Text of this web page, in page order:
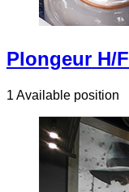
Plongeur H/F
1 Available position